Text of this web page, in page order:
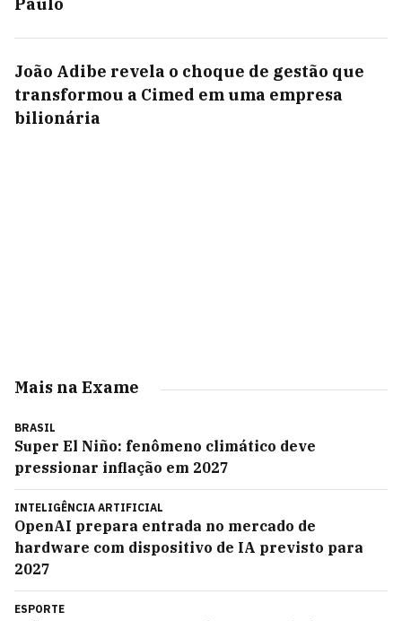
João Adibe revela o choque de gestão que
transformou a Cimed em uma empresa
bilionária
Mais na Exame
BRASIL
Super El Niño: fenômeno climático deve
pressionar inflação em 2027
INTELIGÊNCIA ARTIFICIAL
OpenAI prepara entrada no mercado de
hardware com dispositivo de IA previsto para
2027
ESPORTE